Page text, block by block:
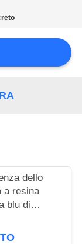
dello
a resina
blu di
3PCD/3